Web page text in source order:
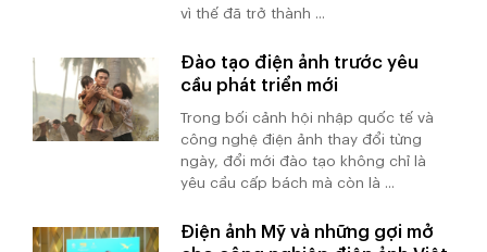
vì thế đã trở thành ...
Đào tạo điện ảnh trước yêu
cầu phát triển mới
Trong bối cảnh hội nhập quốc tế và
công nghệ điện ảnh thay đổi từng
ngày, đổi mới đào tạo không chỉ là
yêu cầu cấp bách mà còn là ...
Điện ảnh Mỹ và những gợi mở